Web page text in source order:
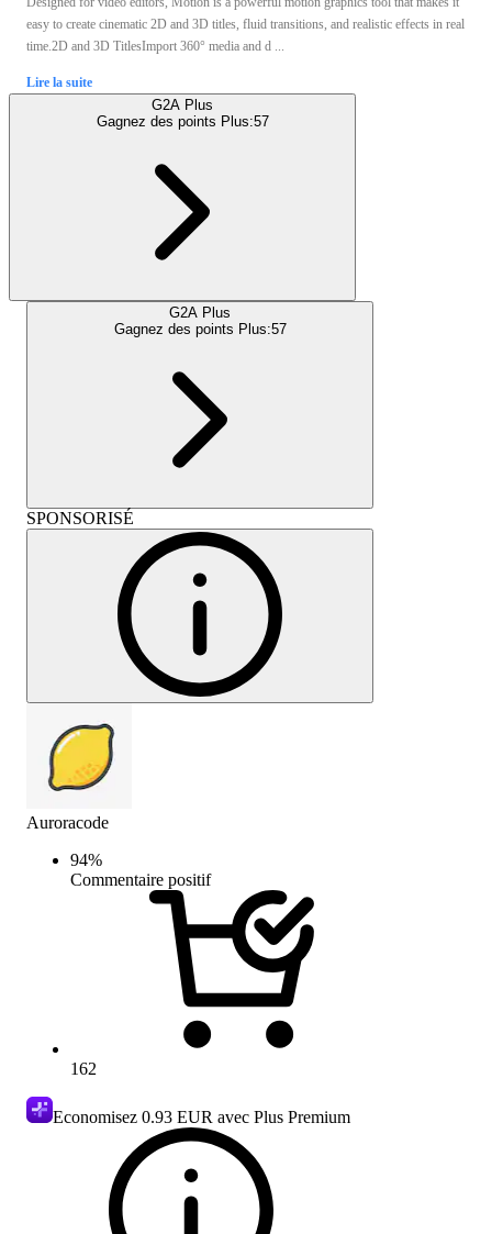
easy to create cinematic 2D and 3D titles, fluid transitions, and realistic effects in real
time.2D and 3D TitlesImport 360° media and d ...
Lire la suite
G2A Plus
Gagnez des points Plus:57
G2A Plus
Gagnez des points Plus:57
SPONSORISÉ
Auroracode
94%
Commentaire positif
162
Economisez 0.93 EUR avec Plus Premium